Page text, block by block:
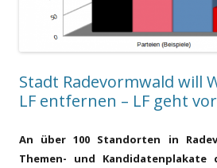
Stadt Radevormwald will
LF entfernen – LF geht
An über 100 Standorten in
Themen- und Kandidatenplakate